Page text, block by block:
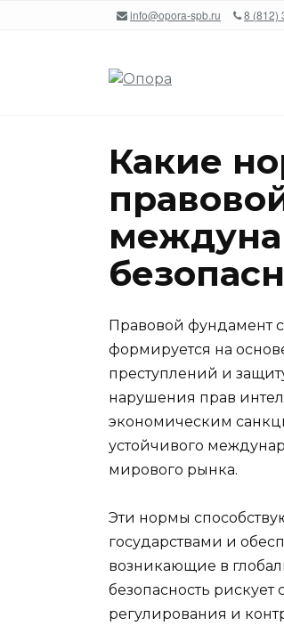
info@opora-spb.ru 8 (812)
Какие
Правовой фундамент
формируется на
преступлений и
нарушения прав
экономическим
устойчивого
мирового рынка.
Эти нормы
государствами и
возникающие в
безопасность рискует
регулирования и